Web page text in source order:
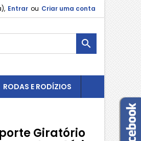
Entrar ou Criar uma conta

RODAS E RODÍZIOS
Giratório